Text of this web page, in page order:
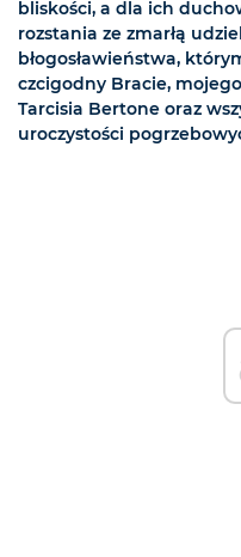
bliskości, a dla ich
rozstania ze zmarłą
błogosławieństwa,
czcigodny Bracie,
Tarcisia Bertone oraz
uroczystości